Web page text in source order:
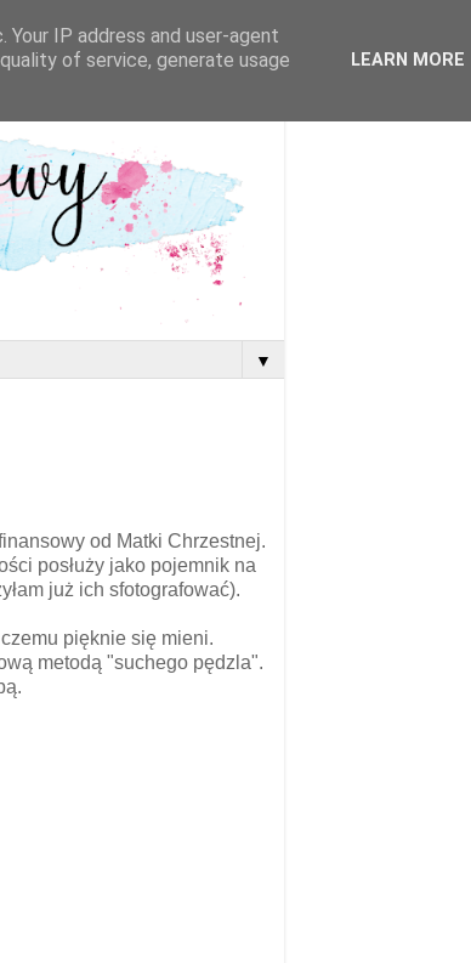
▼
od Matki Chrzestnej.
posłuży jako pojemnik na
już ich sfotografować).
pięknie się mieni.
metodą "suchego pędzla".
IP address and user-agent
of service, generate usage
LEARN MORE